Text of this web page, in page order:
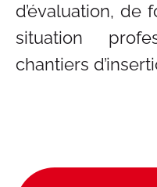
d’évaluation, de
situation
chantiers